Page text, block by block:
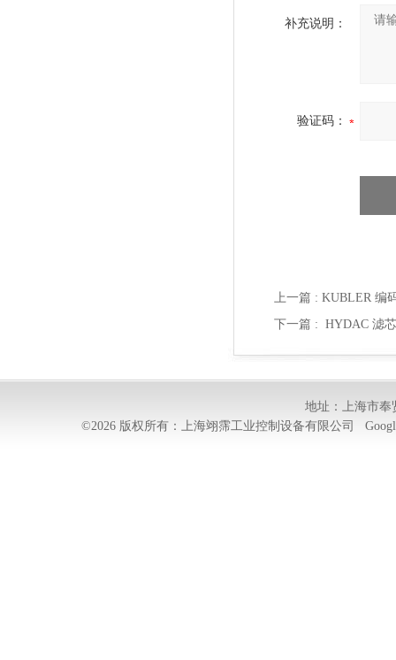
补充说明：
验证码：
上一篇 : KUBLER 编
下一篇 : HYDAC 滤
地址：上海市奉
©2026 版权所有：上海翊霈工业控制设备有限公司